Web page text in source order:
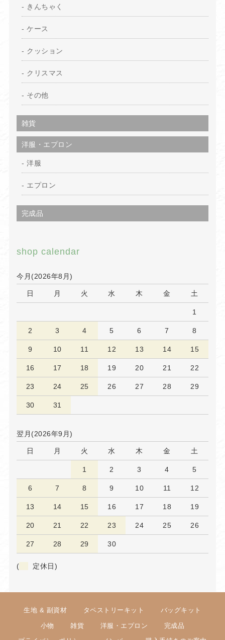
きんちゃく
ケース
クッション
クリスマス
その他
雑貨
洋服・エプロン
洋服
エプロン
完成品
shop calendar
今月(2026年8月)
日 月 火 水 木 金 土
1
2 3 4 5 6 7 8
9 10 11 12 13 14 15
16 17 18 19 20 21 22
23 24 25 26 27 28 29
30 31
翌月(2026年9月)
日 月 火 水 木 金 土
1 2 3 4 5
6 7 8 9 10 11 12
13 14 15 16 17 18 19
20 21 22 23 24 25 26
27 28 29 30
( 定休日)
生地 & 副資材 タペストリーキット バッグキット
小物 雑貨 洋服・エプロン 完成品